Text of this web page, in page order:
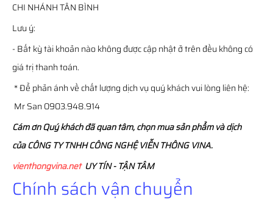
CHI NHÁNH TÂN BÌNH
Lưu ý:
- Bất kỳ tài khoản nào không được cập nhật ở trên đều không có
giá trị thanh toán.
* Để phản ánh về chất lượng dịch vụ quý khách vui lòng liên hệ:
Mr San 0903.948.914
Cám ơn Quý khách đã quan tâm, chọn mua sản phẩm và dịch
của CÔNG TY TNHH CÔNG NGHỆ VIỄN THÔNG VINA.
vienthongvina.netUY TÍN - TẬN TÂM
Chính sách vận chuyển